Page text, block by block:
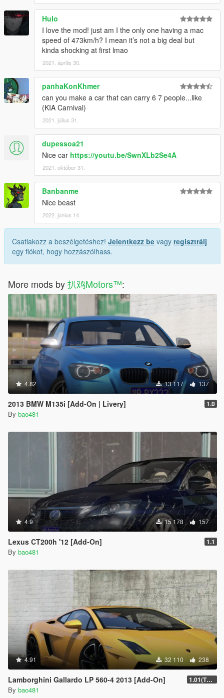
Hulo
I love the mod! just am I the only one having a mac
speed of 473km/h? I mean it’s not a big deal but
kinda shocking at first lmao
2021. április 30.
panhaKonKhmer
can you make a car that can carry 6 7 people...like
(KIA Carnival)
2021. július 31.
dupessoa21
Nice car https://youtu.be/SwnXLb2Se4A
2021. október 31.
Banbanme
Nice beast
2022. június 14.
Csatlakozz a beszélgetéshez! Jelentkezz be vagy regisztrálj
egy fiókot, hogy hozzászólhass.
More mods by扒鸡Motors™:
4.82 13 117 137
2013 BMW M135i [Add-On | Livery] 1.0
By bao481
4.9 15 178 157
Lexus CT200h '12 [Add-On] 1.1
By bao481
4.91 32 110 238
Lamborghini Gallardo LP 560-4 2013 [Add-On] 1.01(The fixed version.)
By bao481